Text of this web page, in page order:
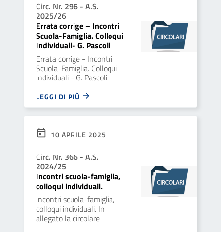
Circ. Nr. 296 - A.S.
2025/26
Errata corrige – Incontri
Scuola-Famiglia. Colloqui
Individuali- G. Pascoli
Errata corrige - Incontri
Scuola-Famiglia. Colloqui
Individuali - G. Pascoli
LEGGI DI PIÙ
10 APRILE 2025
Circ. Nr. 366 - A.S.
2024/25
Incontri scuola-famiglia,
colloqui individuali.
Incontri scuola-famiglia,
colloqui individuali. In
allegato la circolare